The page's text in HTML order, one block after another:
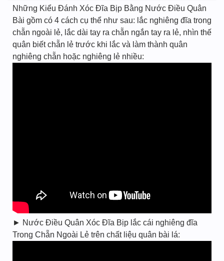
Những Kiểu Đánh Xóc Đĩa Bịp Bằng Nước Điều Quân
Bài gồm có 4 cách cụ thể như sau: lắc nghiêng đĩa trong
chẵn ngoài lẻ, lắc dài tay ra chẵn ngắn tay ra lẻ, nhìn thế
quân biết chẵn lẻ trước khi lắc và làm thành quân
nghiêng chẵn hoặc nghiêng lẻ nhiều:
► Nước Điều Quân Xóc Đĩa Bịp lắc cái nghiêng đĩa
Trong Chẵn Ngoài Lẻ trên chất liệu quân bài lá: